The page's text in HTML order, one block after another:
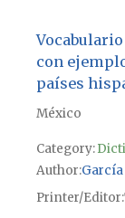
con
países
México
Category:
Author García
Printer/Editor